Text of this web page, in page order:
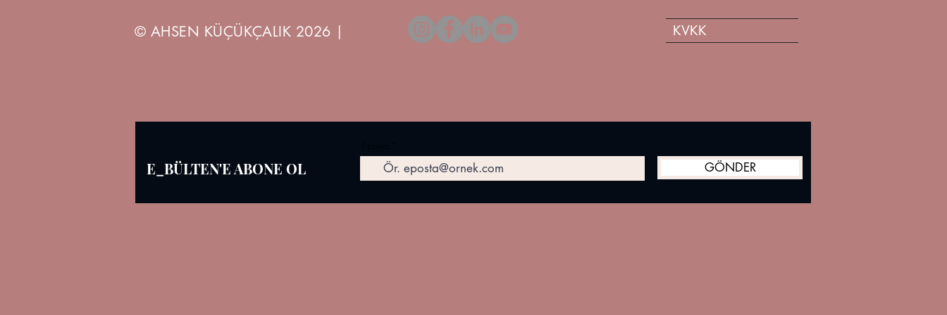
© AHSEN KÜÇÜKÇALIK 2026 | KVKK
E_BÜLTEN'E ABONE OL GÖNDER